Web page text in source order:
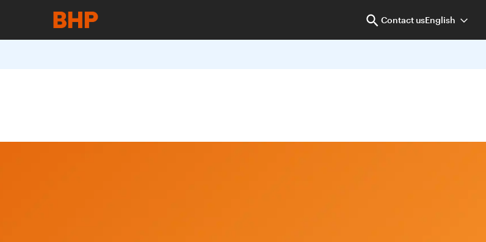
Contact usEnglish